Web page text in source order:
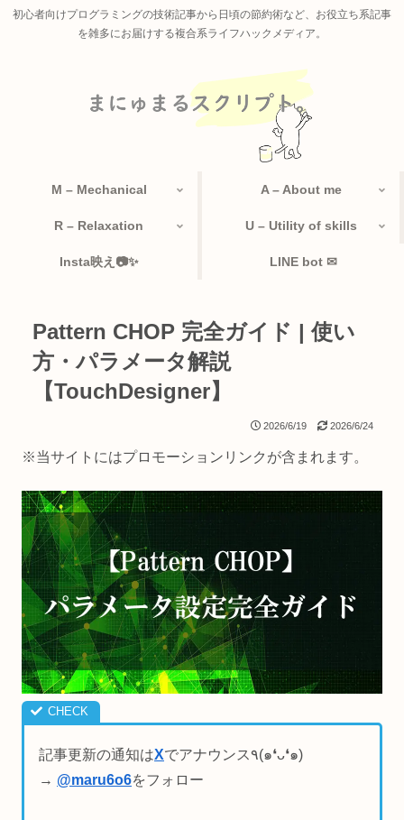
初心者向けプログラミングの技術記事から日頃の節約術など、お役立ち系記事
を雑多にお届けする複合系ライフハックメディア。
M – Mechanical A – About me
R – Relaxation U – Utility of skills
Insta映え📷✨ LINE bot ✉
Pattern CHOP 完全ガイド | 使い
方・パラメータ解説
【TouchDesigner】
2026/6/19 2026/6/24
※当サイトにはプロモーションリンクが含まれます。
記事更新の通知はX
でアナウンス٩(๑❛ᴗ❛๑)
→ @maru6o6をフォロー